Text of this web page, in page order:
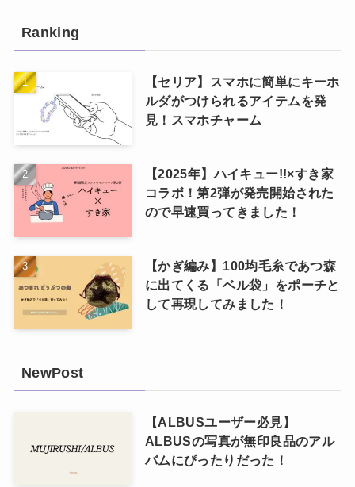
Ranking
【セリア】スマホに簡単にキーホ
ルダがつけられるアイテムを発
見！スマホチャーム
【2025年】ハイキュー!!×すき家
コラボ！第2弾が発売開始された
ので早速買ってきました！
【かぎ編み】100均毛糸であつ森
に出てくる「ベル袋」をポーチと
して再現してみました！
NewPost
【ALBUSユーザー必見】
ALBUSの写真が無印良品のアル
バムにぴったりだった！